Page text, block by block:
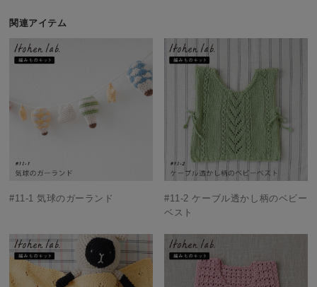
関連アイテム
#11-1 気球のガーランド
#11-2 ケーブル透かし柄のベビー
ベスト